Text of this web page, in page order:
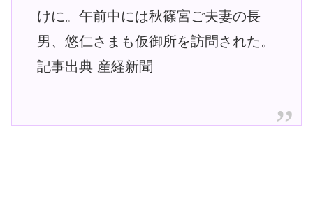
けに。午前中には秋篠宮ご夫妻の長
男、悠仁さまも仮御所を訪問された。
記事出典 産経新聞